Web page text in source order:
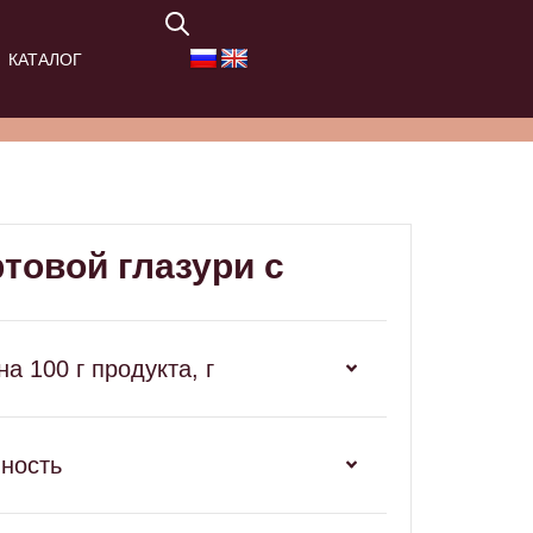
КАТАЛОГ
глазури с
100 г продукта, г